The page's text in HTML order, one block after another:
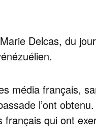
Delcas, du
média français,
l’ont obtenu.
qui ont